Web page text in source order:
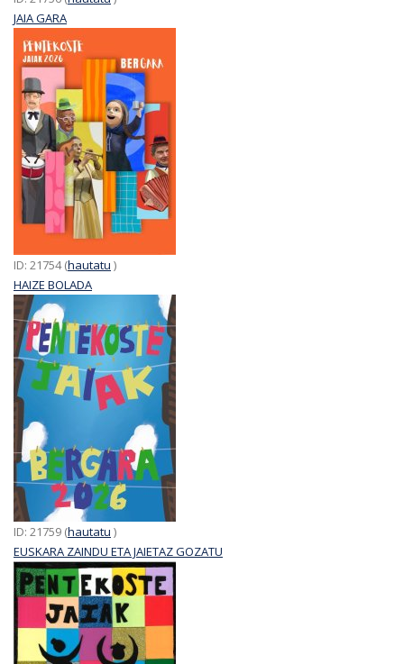
JAIA GARA
ID: 21754 (hautatu )
HAIZE BOLADA
ID: 21759 (hautatu )
EUSKARA ZAINDU ETA JAIETAZ GOZATU